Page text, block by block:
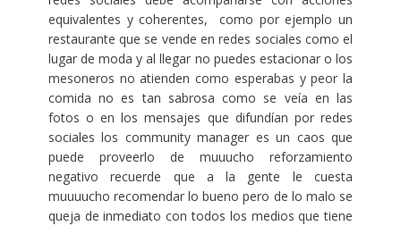
equivalentes y coherentes, como por ejemplo un
restaurante que se vende en redes sociales como el
lugar de moda y al llegar no puedes estacionar o los
mesoneros no atienden como esperabas y peor la
comida no es tan sabrosa como se veía en las
fotos o en los mensajes que difundían por redes
sociales los community manager es un caos que
puede proveerlo de muuucho reforzamiento
negativo recuerde que a la gente le cuesta
muuuucho recomendar lo bueno pero de lo malo se
queja de inmediato con todos los medios que tiene